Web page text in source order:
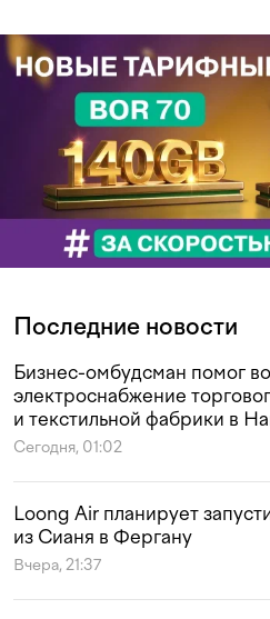
Последние новости
Бизнес-омбудсман помог
электроснабжение
и текстильной фабрики в
Сегодня, 01:02
Loong Air планирует
из Сианя в Фергану
Вчера, 21:37